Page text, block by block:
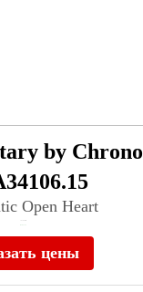
by Chrono
Open Heart
цены